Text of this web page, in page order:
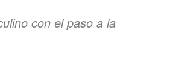
con el paso a la